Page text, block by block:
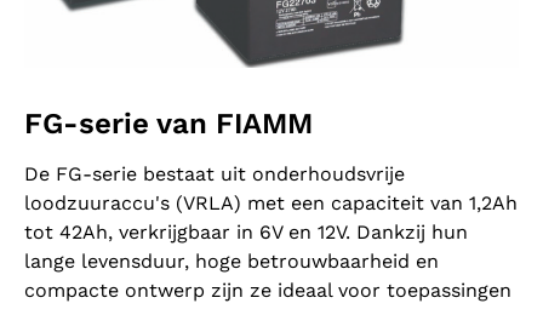
FG-serie van FIAMM
De FG-serie bestaat uit onderhoudsvrije
loodzuuraccu's (VRLA) met een capaciteit van 1,2Ah
tot 42Ah, verkrijgbaar in 6V en 12V. Dankzij hun
lange levensduur, hoge betrouwbaarheid en
compacte ontwerp zijn ze ideaal voor toepassingen